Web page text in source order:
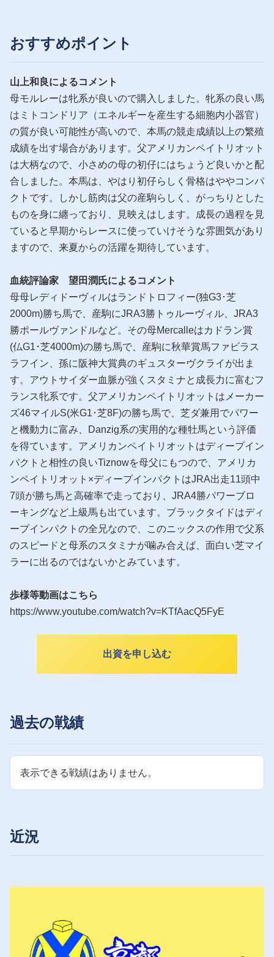
おすすめポイント
山上和良によるコメント
母モルレーは牝系が良いので購入しました。牝系の良い馬
はミトコンドリア（エネルギーを産生する細胞内小器官）
の質が良い可能性が高いので、本馬の競走成績以上の繁殖
成績を出す場合があります。父アメリカンペイトリオット
は大柄なので、小さめの母の初仔にはちょうど良いかと配
合しました。本馬は、やはり初仔らしく骨格はややコンパ
クトです。しかし筋肉は父の産駒らしく、がっちりとした
ものを身に纏っており、見映えはします。成長の過程を見
ていると早期からレースに使っていけそうな雰囲気があり
ますので、来夏からの活躍を期待しています。
血統評論家 望田潤氏によるコメント
母母レディドーヴィルはランドトロフィー(独G3･芝
2000m)勝ち馬で、産駒にJRA3勝トゥルーヴィル、JRA3
勝ポールヴァンドルなど。その母Mercalleはカドラン賞
(仏G1･芝4000m)の勝ち馬で、産駒に秋華賞馬ファビラス
ラフイン、孫に阪神大賞典のギュスターヴクライが出ま
す。アウトサイダー血脈が強くスタミナと成長力に富むフ
ランス牝系です。父アメリカンペイトリオットはメーカー
ズ46マイルS(米G1･芝8F)の勝ち馬で、芝ダ兼用でパワー
と機動力に富み、Danzig系の実用的な種牡馬という評価
を得ています。アメリカンペイトリオットはディープイン
パクトと相性の良いTiznowを母父にもつので、アメリカ
ンペイトリオット×ディープインパクトはJRA出走11頭中
7頭が勝ち馬と高確率で走っており、JRA4勝パワーブロ
ーキングなど上級馬も出ています。ブラックタイドはディ
ープインパクトの全兄なので、このニックスの作用で父系
のスピードと母系のスタミナが噛み合えば、面白い芝マイ
ラーに出るのではないかとみています。
歩様等動画はこちら
https://www.youtube.com/watch?v=KTfAacQ5FyE
出資を申し込む
過去の戦績
表示できる戦績はありません。
近況